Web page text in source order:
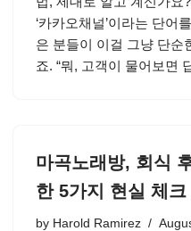
‘카카오채널’이라는 단어
은 분들이 이걸 그냥 단순
죠. “뭐, 고객이 물어보면
마곡노래방, 회식
한 5가지 현실 체크
by Harold Ramirez